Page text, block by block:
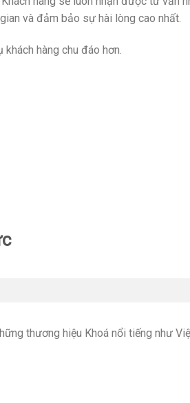
và đảm bảo sự hài lòng cao nhất.
hàng chu đáo hơn.
thương hiệu Khoá nổi tiếng như